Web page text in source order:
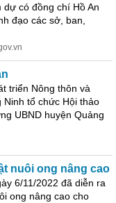
dự có đồng chí Hồ An
đạo các sở, ban,
triển Nông thôn và
Ninh tổ chức Hội thảo
UBND huyện Quảng
nuôi ong nâng cao
6/11/2022 đã diễn ra
ong nâng cao cho